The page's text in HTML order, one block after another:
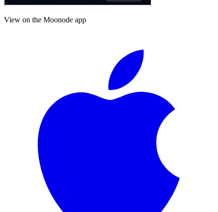
View on the Moonode app